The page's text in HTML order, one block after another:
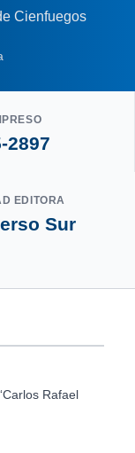
Cienfuegos
2897
EDITORA
Sur
Rafael